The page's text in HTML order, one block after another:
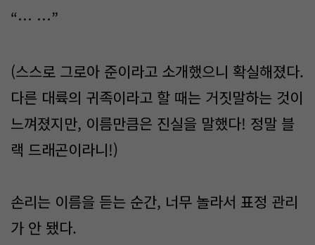
“… …”
(스스로 그로아 준이라고 소개했으니 확실해졌다.
다른 대륙의 귀족이라고 할 때는 거짓말하는 것이
느껴졌지만, 이름만큼은 진실을 말했다! 정말 블
랙 드래곤이라니!)
손리는 이름을 듣는 순간, 너무 놀라서 표정 관리
가 안 됐다.